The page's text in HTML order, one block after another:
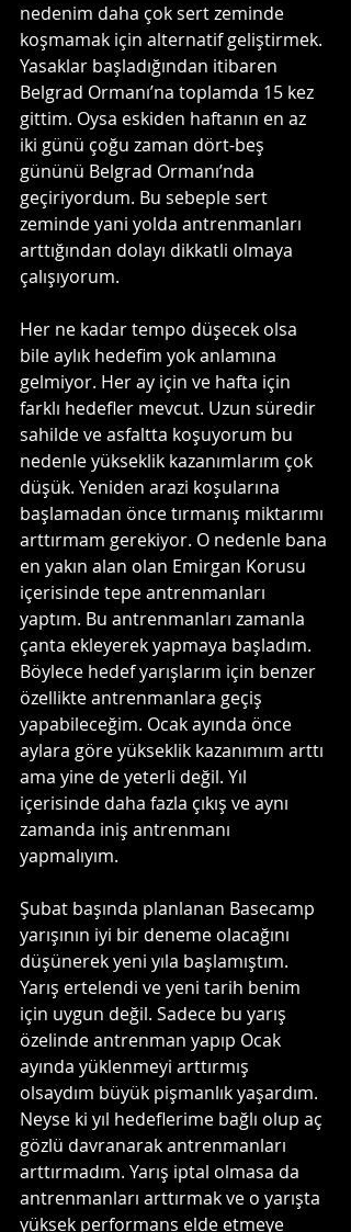
nedenim daha çok sert zeminde
koşmamak için alternatif geliştirmek.
Yasaklar başladığından itibaren
Belgrad Ormanı’na toplamda 15 kez
gittim. Oysa eskiden haftanın en az
iki günü çoğu zaman dört-beş
gününü Belgrad Ormanı’nda
geçiriyordum. Bu sebeple sert
zeminde yani yolda antrenmanları
arttığından dolayı dikkatli olmaya
çalışıyorum.
Her ne kadar tempo düşecek olsa
bile aylık hedefim yok anlamına
gelmiyor. Her ay için ve hafta için
farklı hedefler mevcut. Uzun süredir
sahilde ve asfaltta koşuyorum bu
nedenle yükseklik kazanımlarım çok
düşük. Yeniden arazi koşularına
başlamadan önce tırmanış miktarımı
arttırmam gerekiyor. O nedenle bana
en yakın alan olan Emirgan Korusu
içerisinde tepe antrenmanları
yaptım. Bu antrenmanları zamanla
çanta ekleyerek yapmaya başladım.
Böylece hedef yarışlarım için benzer
özellikte antrenmanlara geçiş
yapabileceğim. Ocak ayında önce
aylara göre yükseklik kazanımım arttı
ama yine de yeterli değil. Yıl
içerisinde daha fazla çıkış ve aynı
zamanda iniş antrenmanı
yapmalıyım.
Şubat başında planlanan Basecamp
yarışının iyi bir deneme olacağını
düşünerek yeni yıla başlamıştım.
Yarış ertelendi ve yeni tarih benim
için uygun değil. Sadece bu yarış
özelinde antrenman yapıp Ocak
ayında yüklenmeyi arttırmış
olsaydım büyük pişmanlık yaşardım.
Neyse ki yıl hedeflerime bağlı olup aç
gözlü davranarak antrenmanları
arttırmadım. Yarış iptal olmasa da
antrenmanları arttırmak ve o yarışta
yüksek performans elde etmeye